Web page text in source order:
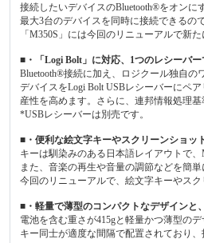
接続したいデバイスのBluetooth®をオンに
最大3台のデバイスを同時に接続できるの
「M350S」には今回のリニューアルで新た
■・「Logi Bolt」に対応、1つのレシーバ
Bluetooth®接続に加え、ロジクール独自の
デバイスをLogi Bolt USBレシーバーにペ
産性を高めます。さらに、連邦情報処理
*USBレシーバーは別売です。
■・便利な絵文字キーやスクリーンショッ
キーは馴染みのある日本語レイアウトで、
また、音楽の再生や音量の調節などを簡
今回のリニューアルで、絵文字キーやス
■・軽量で薄型のコンパクトなデザインと
電池を含む重さが415gと軽量かつ薄型の
キー同士が適度な間隔で配置されており